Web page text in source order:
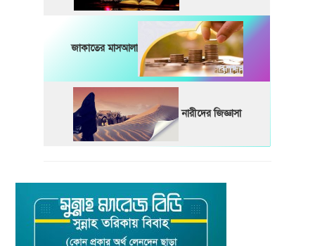
জাকাতের মাসআলা
নারীদের জিজ্ঞাসা